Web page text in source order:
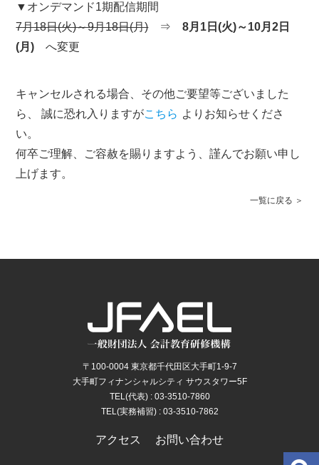
▼オンデマンド1期配信期間
7月18日(火)～9月18日(月)⇒8月1日(火)～10月2日
(月) へ変更
キャンセルされる場合、その他ご要望等ございました
ら、 誠に恐れ入りますがこちら よりお知らせくださ
い。
何卒ご理解、ご容赦を賜りますよう、謹んでお願い申し
上げます。
一覧に戻る
〒100-0004 東京都千代田区大手町1-9-7
大手町フィナンシャルシティ サウスタワー5F
TEL(代表) : 03-3510-7860
TEL(実務補習) : 03-3510-7862
アクセス お問い合わせ